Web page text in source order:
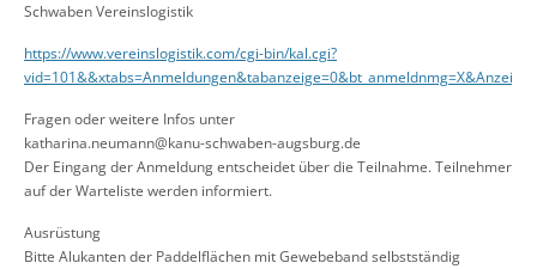
Schwaben Vereinslogistik
https://www.vereinslogistik.com/cgi-bin/kal.cgi?
Fragen oder weitere Infos unter
katharina.neumann@kanu-schwaben-augsburg.de
Der Eingang der Anmeldung entscheidet über die Teilnahme. Teilnehmer
auf der Warteliste werden informiert.
Ausrüstung
Bitte Alukanten der Paddelflächen mit Gewebeband selbstständig